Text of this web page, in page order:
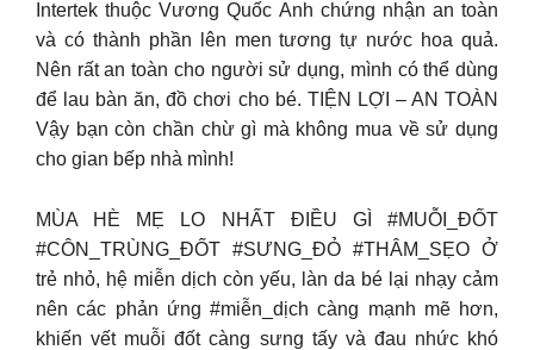
Intertek thuộc Vương Quốc Anh chứng nhận an toàn
và có thành phần lên men tương tự nước hoa quả.
Nên rất an toàn cho người sử dụng, mình có thể dùng
để lau bàn ăn, đồ chơi cho bé. TIỆN LỢI – AN TOÀN
Vậy bạn còn chần chừ gì mà không mua về sử dụng
cho gian bếp nhà mình!
MÙA HÈ MẸ LO NHẤT ĐIỀU GÌ #MUỖI_ĐỐT
#CÔN_TRÙNG_ĐỐT #SƯNG_ĐỎ #THÂM_SẸO Ở
trẻ nhỏ, hệ miễn dịch còn yếu, làn da bé lại nhạy cảm
nên các phản ứng #miễn_dịch càng mạnh mẽ hơn,
khiến vết muỗi đốt càng sưng tấy và đau nhức khó